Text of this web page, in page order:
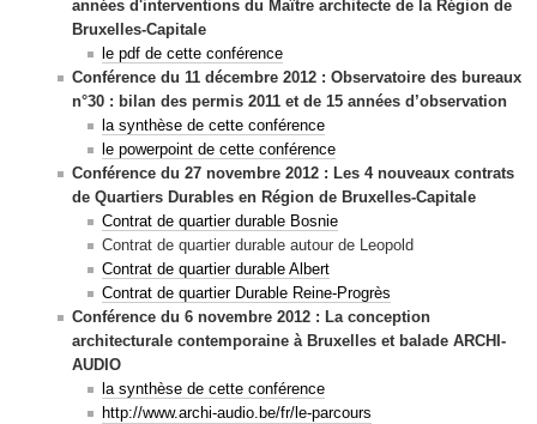
années d'interventions du Maître architecte de la Région de
Bruxelles-Capitale
le pdf de cette conférence
Conférence du 11 décembre 2012 : Observatoire des bureaux
n°30 : bilan des permis 2011 et de 15 années d’observation
la synthèse de cette conférence
le powerpoint de cette conférence
Conférence du 27 novembre 2012 : Les 4 nouveaux contrats
de Quartiers Durables en Région de Bruxelles-Capitale
Contrat de quartier durable Bosnie
Contrat de quartier durable autour de Leopold
Contrat de quartier durable Albert
Contrat de quartier Durable Reine-Progrès
Conférence du 6 novembre 2012 : La conception
architecturale contemporaine à Bruxelles et balade ARCHI-
AUDIO
la synthèse de cette conférence
http://www.archi-audio.be/fr/le-parcours